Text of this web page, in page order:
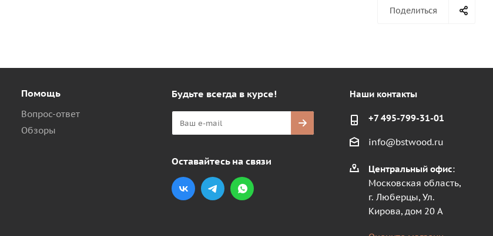
Поделиться
Помощь
Вопрос-ответ
Обзоры
Будьте всегда в курсе!
Оставайтесь на связи
Наши контакты
+7 495-799-31-01
info@bstwood.ru
Центральный офис:
Московская область,
г. Люберцы, Ул.
Кирова, дом 20 А